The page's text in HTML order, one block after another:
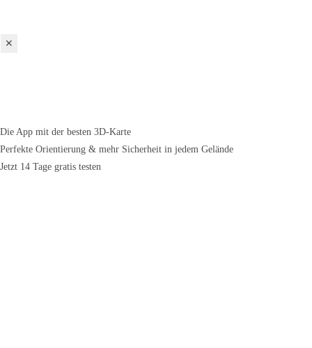
✕
Die App mit der besten 3D-Karte
Perfekte Orientierung & mehr Sicherheit in jedem Gelände
Jetzt 14 Tage gratis testen